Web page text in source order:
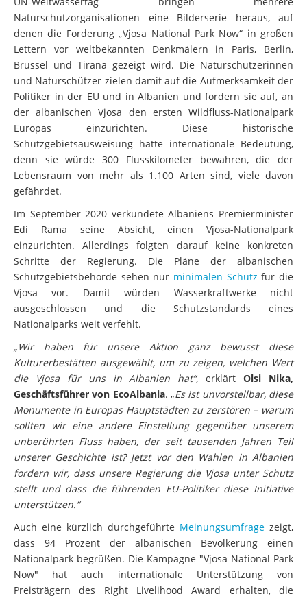
Naturschutzorganisationen eine Bilderserie heraus, auf
denen die Forderung „Vjosa National Park Now“ in großen
Lettern vor weltbekannten Denkmälern in Paris, Berlin,
Brüssel und Tirana gezeigt wird. Die Naturschützerinnen
und Naturschützer zielen damit auf die Aufmerksamkeit der
Politiker in der EU und in Albanien und fordern sie auf, an
der albanischen Vjosa den ersten Wildfluss-Nationalpark
Europas einzurichten. Diese historische
Schutzgebietsausweisung hätte internationale Bedeutung,
denn sie würde 300 Flusskilometer bewahren, die der
Lebensraum von mehr als 1.100 Arten sind, viele davon
gefährdet.
Im September 2020 verkündete Albaniens Premierminister
Edi Rama seine Absicht, einen Vjosa-Nationalpark
einzurichten. Allerdings folgten darauf keine konkreten
Schritte der Regierung. Die Pläne der albanischen
Schutzgebietsbehörde sehen nur minimalen Schutz für die
Vjosa vor. Damit würden Wasserkraftwerke nicht
ausgeschlossen und die Schutzstandards eines
Nationalparks weit verfehlt.
„Wir haben für unsere Aktion ganz bewusst diese
Kulturerbestätten ausgewählt, um zu zeigen, welchen Wert
die Vjosa für uns in Albanien hat“, erklärtOlsi Nika,
Geschäftsführer von EcoAlbania. „Es ist unvorstellbar, diese
Monumente in Europas Hauptstädten zu zerstören – warum
sollten wir eine andere Einstellung gegenüber unserem
unberührten Fluss haben, der seit tausenden Jahren Teil
unserer Geschichte ist? Jetzt vor den Wahlen in Albanien
fordern wir, dass unsere Regierung die Vjosa unter Schutz
stellt und dass die führenden EU-Politiker diese Initiative
unterstützen.“
Auch eine kürzlich durchgeführte Meinungsumfrage zeigt,
dass 94 Prozent der albanischen Bevölkerung einen
Nationalpark begrüßen. Die Kampagne "Vjosa National Park
Now" hat auch internationale Unterstützung von
Preisträgern des Right Livelihood Award erhalten, die